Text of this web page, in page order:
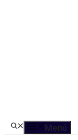
Menú